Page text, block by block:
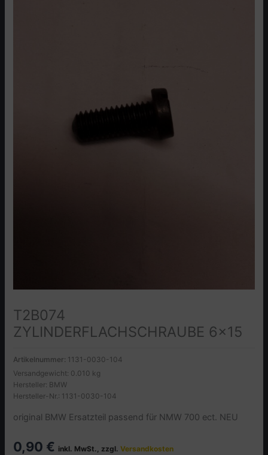
T2B074
ZYLINDERFLACHSCHRAUBE 6×15
Artikelnummer: 1131-0030-104
Versandgewicht: 0.010 kg
Hersteller: BMW
Hersteller-Nr.: 1131-0030-104
original BMW Ersatzteil passend für NMW 700 ect. NEU
0,90 € inkl. MwSt., zzgl.Versandkosten